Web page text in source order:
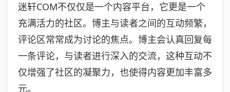
迷轩COM不仅仅是一个内容平台，它更是一个
充满活力的社区。博主与读者之间的互动频繁，
评论区常常成为讨论的焦点。博主会认真回复每
一条评论，与读者进行深入的交流，这种互动不
仅增强了社区的凝聚力，也使得内容更加丰富多
元。